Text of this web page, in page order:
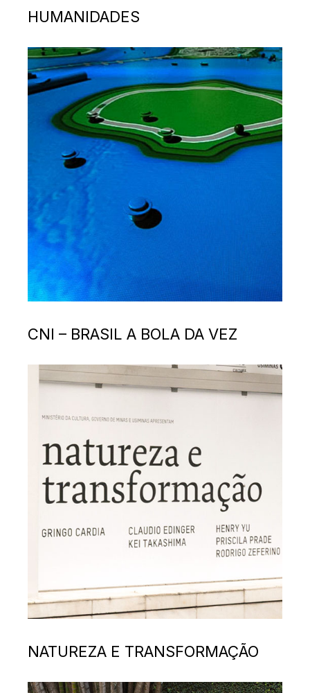
HUMANIDADES
CNI – BRASIL A BOLA DA VEZ
NATUREZA E TRANSFORMAÇÃO